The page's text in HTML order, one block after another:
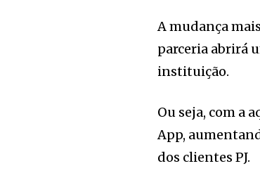
A mudança
parceria abrirá
instituição.
Ou seja, com a
App,
dos clientes PJ.